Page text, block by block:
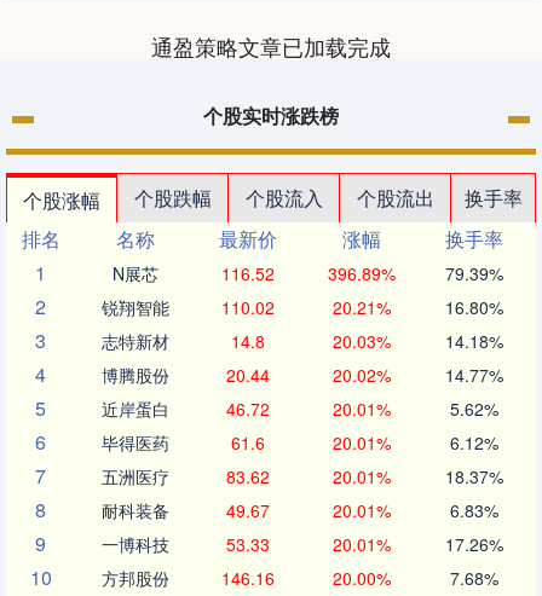
通盈策略文章已加载完成
个股实时涨跌榜
个股涨幅 个股跌幅 个股流入 个股流出
换手率
排名
名称 最新价 涨幅
换手率
1
N展芯 116.52 396.89% 79.39%
2 锐翔智能 110.02 20.21% 16.80%
3 志特新材 14.8 20.03% 14.18%
4 博腾股份 20.44 20.02% 14.77%
5 近岸蛋白 46.72 20.01% 5.62%
6 毕得医药 61.6 20.01% 6.12%
7 五洲医疗 83.62 20.01% 18.37%
8 耐科装备 49.67 20.01% 6.83%
9 一博科技 53.33 20.01% 17.26%
10 方邦股份 146.16 20.00% 7.68%